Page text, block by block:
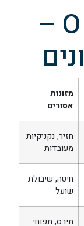
תזונה לסוג דם O –
מזונות
אסורים
חזיר, נקניקיות
מעובדות
חיטה, שיבולת
שועל
תירס, תפוחי